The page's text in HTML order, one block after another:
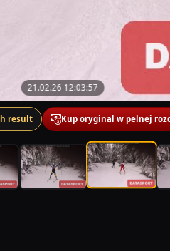
21.02.26 12:03:57
result Kup oryginal w pelnej